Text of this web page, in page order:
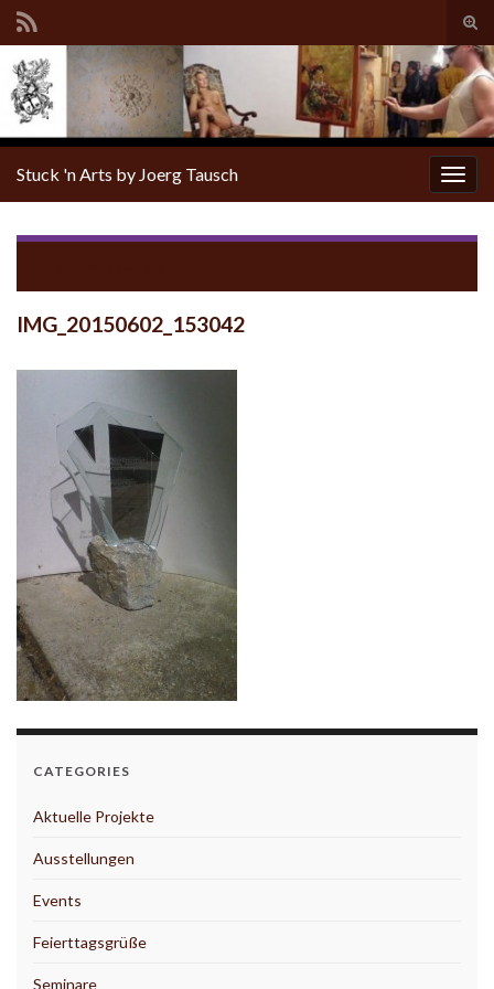
Stuck 'n Arts by Joerg Tausch
IMG_20150602_153042
CATEGORIES
Aktuelle Projekte
Ausstellungen
Events
Feierttagsgrüße
Seminare